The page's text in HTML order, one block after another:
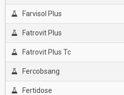
Farvisol Plus
Fatrovit Plus
Fatrovit Plus Tc
Fercobsang
Fertidose